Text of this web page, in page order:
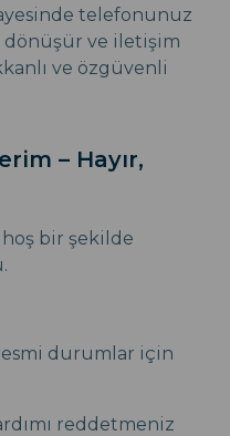
telefonunuz
dönüşür ve iletişim
ve özgüvenli
– Hayır,
bir şekilde
durumlar için
reddetmeniz